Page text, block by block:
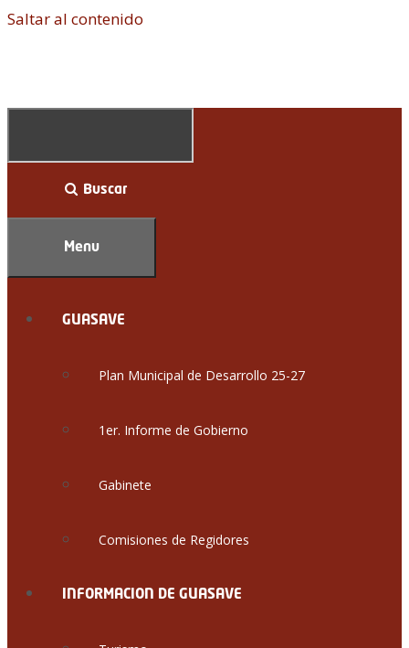
Saltar al contenido
Buscar
Menu
GUASAVE
Plan Municipal de Desarrollo 25-27
1er. Informe de Gobierno
Gabinete
Comisiones de Regidores
INFORMACION DE GUASAVE